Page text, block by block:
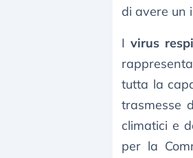
di avere un
Ivirus
tutta la
trasmesse
climatici e
per la